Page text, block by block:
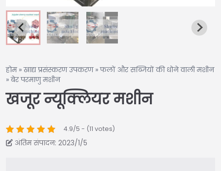
होम»खाद्य प्रसंस्करण उपकरण»फलों और सब्जियों की धोने वाली मशीन
»बेर परमाणु मशीन
खजूर न्यूक्लियर मशीन
4.9/5 - (11 votes)
अंतिम संपादन: 2023/1/5